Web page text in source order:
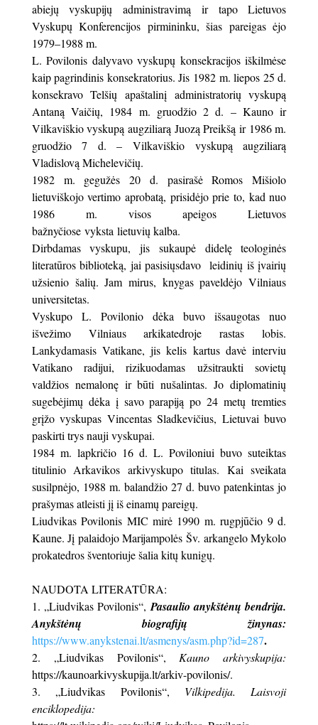
abiejų vyskupijų administravimą ir tapo Lietuvos
Vyskupų Konferencijos pirmininku, šias pareigas ėjo
1979–1988 m.
L. Povilonis dalyvavo vyskupų konsekracijos iškilmėse
kaip pagrindinis konsekratorius. Jis 1982 m. liepos 25 d.
konsekravo Telšių apaštalinį administratorių vyskupą
Antaną Vaičių, 1984 m. gruodžio 2 d. – Kauno ir
Vilkaviškio vyskupą augziliarą Juozą Preikšą ir 1986 m.
gruodžio 7 d. – Vilkaviškio vyskupą augziliarą
Vladislovą Michelevičių.
1982 m. gegužės 20 d. pasirašė Romos Mišiolo
lietuviškojo vertimo aprobatą, prisidėjo prie to, kad nuo
1986 m. visos apeigos Lietuvos
bažnyčiose vyksta lietuvių kalba.
Dirbdamas vyskupu, jis sukaupė didelę teologinės
literatūros biblioteką, jai pasisiųsdavo leidinių iš įvairių
užsienio šalių. Jam mirus, knygas paveldėjo Vilniaus
universitetas.
Vyskupo L. Povilonio dėka buvo išsaugotas nuo
išvežimo Vilniaus arkikatedroje rastas lobis.
Lankydamasis Vatikane, jis kelis kartus davė interviu
Vatikano radijui, rizikuodamas užsitraukti sovietų
valdžios nemalonę ir būti nušalintas. Jo diplomatinių
sugebėjimų dėka į savo parapiją po 24 metų tremties
grįžo vyskupas Vincentas Sladkevičius, Lietuvai buvo
paskirti trys nauji vyskupai.
1984 m. lapkričio 16 d. L. Poviloniui buvo suteiktas
titulinio Arkavikos arkivyskupo titulas. Kai sveikata
susilpnėjo, 1988 m. balandžio 27 d. buvo patenkintas jo
prašymas atleisti jį iš einamų pareigų.
Liudvikas Povilonis MIC mirė 1990 m. rugpjūčio 9 d.
Kaune. Jį palaidojo Marijampolės Šv. arkangelo Mykolo
prokatedros šventoriuje šalia kitų kunigų.
NAUDOTA LITERATŪRA:
„Liudvikas Povilonis“, Pasaulio anykštėnų bendrija.
Anykštėnų biografijų žinynas:
https://www.anykstenai.lt/asmenys/asm.php?id=287.
„Liudvikas Povilonis“, Kauno arkivyskupija:
https://kaunoarkivyskupija.lt/arkiv-povilonis/.
„Liudvikas Povilonis“, Vilkipedija. Laisvoji
enciklopedija: